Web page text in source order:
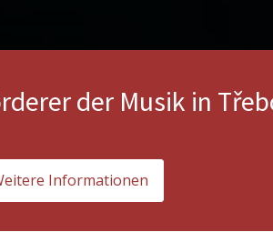
der Musik in
Informationen